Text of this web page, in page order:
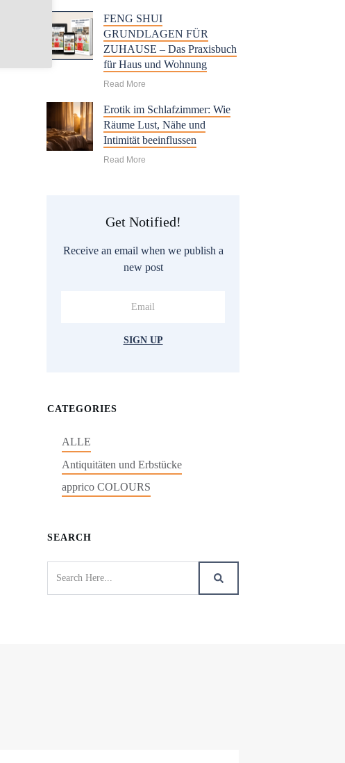
FENG SHUI
GRUNDLAGEN FÜR
ZUHAUSE – Das Praxisbuch
für Haus und Wohnung
Read More
Erotik im Schlafzimmer: Wie
Räume Lust, Nähe und
Intimität beeinflussen
Read More
Get Notified!
Receive an email when we publish a
new post
SIGN UP
CATEGORIES
ALLE
Antiquitäten und Erbstücke
apprico COLOURS
SEARCH